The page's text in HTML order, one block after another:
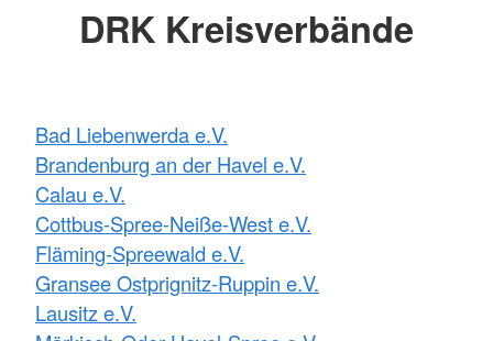
DRK Kreisverbände
Bad Liebenwerda e.V.
Brandenburg an der Havel e.V.
Calau e.V.
Cottbus-Spree-Neiße-West e.V.
Fläming-Spreewald e.V.
Gransee Ostprignitz-Ruppin e.V.
Lausitz e.V.